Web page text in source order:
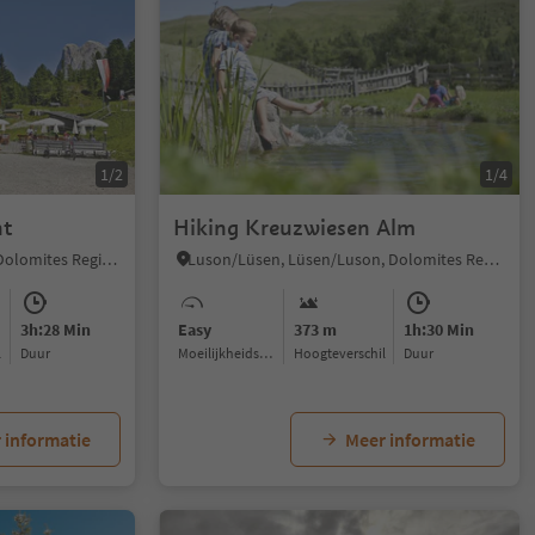
1/2
Colle/Koll, Villnöss/Funes, Dolomites Region Lüsen Villnöss
3h:28 Min
Duur
informatie
1/4
Hiking Kreuzwiesen Alm
Luson/Lüsen, Lüsen/Luson, Dolomites Region Lüsen Villnöss
Easy
Moeilijkheidsgraad
373 m
Hoogteverschil
1h:30 Min
Duur
Meer informatie